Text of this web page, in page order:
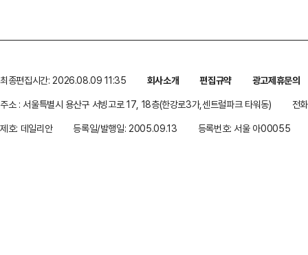
최종편집시간: 2026.08.09 11:35 회사소개 편집규약
광고제휴문의
주소 : 서울특별시 용산구 서빙고로 17, 18층(한강로3가,센트럴파크 타워동)
전
제호: 데일리안
등록일/발행일: 2005.09.13 등록번호: 서울 아00055